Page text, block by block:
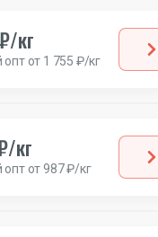
кг
опт от 1 755 ₽/кг
кг
опт от 987 ₽/кг